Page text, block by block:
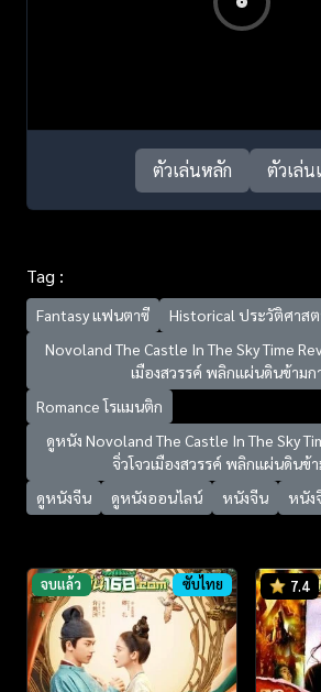
ตัวเล่นหลัก ตัวเล่น
Tag :
Fantasy แฟนตาซี
Historical ประวัติศาส
Novoland The Castle In The Sky Time
เมือง​สวรรค์​ พลิกแผ่นดินข้ามก
Romance โรแมนติก
ดูหนัง Novoland The Castle In The Sky
จิ่วโจวเมือง​สวรรค์​ พลิกแผ่นดินข้า
ดูหนังจีน
ดูหนังออนไลน์ หนังจีน หนัง
จบแล้ว ซับไทย 7.4